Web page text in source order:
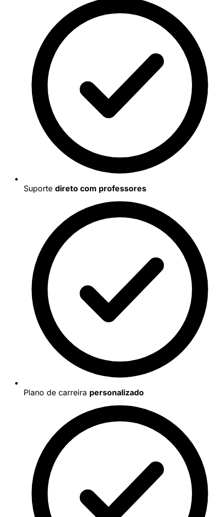
Suporte direto com professores
Plano de carreira personalizado